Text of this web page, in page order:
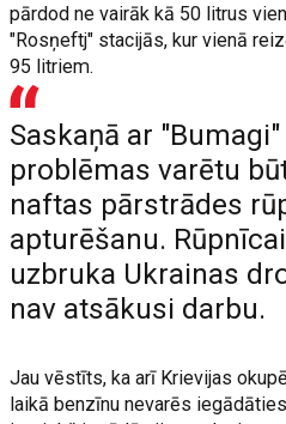
pārdod ne vairāk kā 50 litrus
"Rosņeftj" stacijās, kur vienā
95 litriem.
Saskaņā ar
problēmas varētu
naftas pārstrādes
apturēšanu.
uzbruka Ukrainas
nav atsākusi darbu.
Jau vēstīts, ka arī Krievijas
laikā benzīnu nevarēs